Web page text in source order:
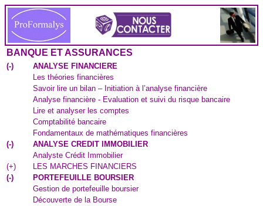
BANQUE ET ASSURANCES
(-)
ANALYSE FINANCIERE
Les théories financières
Savoir lire un bilan – Initiation à l’analyse financière
Analyse financière - Evaluation et suivi du risque bancaire
Lire et analyser les comptes
Comptabilité bancaire
Fondamentaux de mathématiques financières
(-)
ANALYSE CREDIT IMMOBILIER
Analyste Crédit Immobilier
(+)
LES MARCHES FINANCIERS
(-)
PORTEFEUILLE BOURSIER
Gestion de portefeuille boursier
Découverte de la Bourse